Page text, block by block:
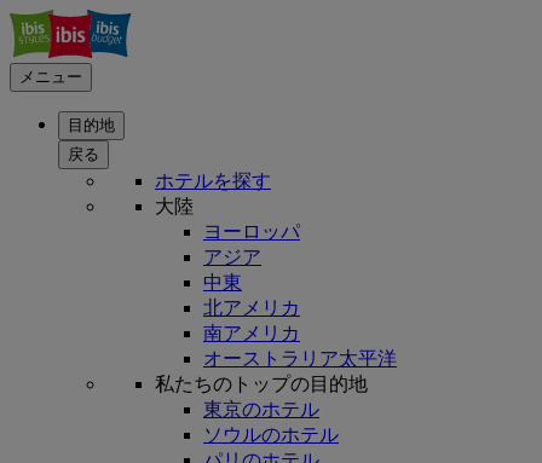
メニュー
目的地
戻る
ホテルを探す
大陸
ヨーロッパ
アジア
中東
北アメリカ
南アメリカ
オーストラリア太平洋
私たちのトップの目的地
東京のホテル
ソウルのホテル